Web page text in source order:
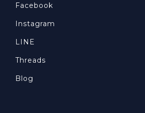
Facebook
Instagram
LINE
Threads
Blog